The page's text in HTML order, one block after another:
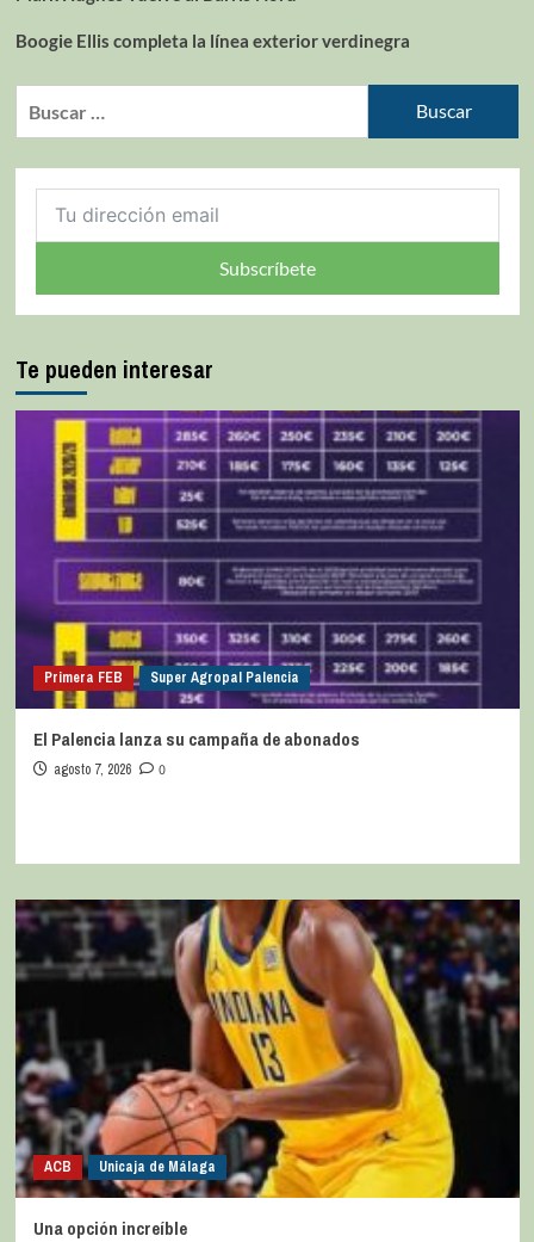
Boogie Ellis completa la línea exterior verdinegra
Subscríbete
Te pueden interesar
Primera FEB Super Agropal Palencia
El Palencia lanza su campaña de abonados
agosto 7, 2026 0
ACB Unicaja de Málaga
Una opción increíble